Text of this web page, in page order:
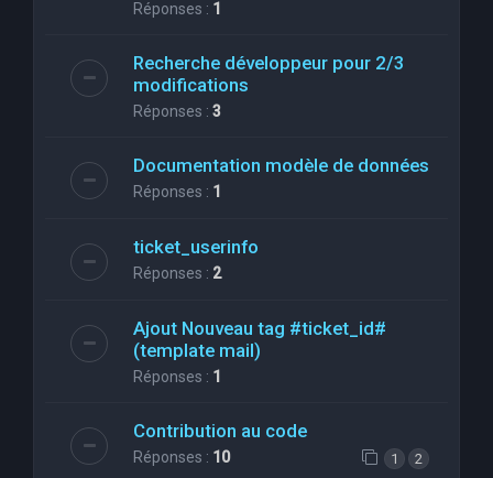
Réponses : 1
Recherche développeur pour 2/3
modifications
Réponses : 3
Documentation modèle de données
Réponses : 1
ticket_userinfo
Réponses : 2
Ajout Nouveau tag #ticket_id#
(template mail)
Réponses : 1
Contribution au code
Réponses : 10 1 2